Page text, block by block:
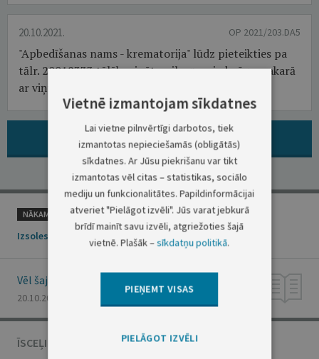
20.10.2021. OP 2021/203.DA5
"Apbedīšanas nams - krematorija" lūdz pieteikties pa
tālr. 20018333 tālāk minēto pilsoņu piederīgos sakarā
ar viņu nāvi:...
ARHĪVS: VISI PAZIŅOJUMI ŠAJĀ GRUPĀ
NĀKAMAIS
Izsoles
Vēl šajā numurā
20.10.2021., Nr. 203
ĪSCEĻI
Vietnē izmantojam sīkdatnes
Lai vietne pilnvērtīgi darbotos, tiek
izmantotas nepieciešamās (obligātās)
sīkdatnes. Ar Jūsu piekrišanu var tikt
izmantotas vēl citas – statistikas, sociālo
mediju un funkcionalitātes. Papildinformācijai
atveriet "Pielāgot izvēli". Jūs varat jebkurā
brīdī mainīt savu izvēli, atgriežoties šajā
vietnē. Plašāk –sīkdatņu politikā.
PIEŅEMT VISAS
PIELĀGOT IZVĒLI